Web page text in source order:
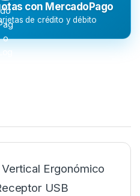
con MercadoPago
de crédito y débito
Vertical Ergonómico
USB